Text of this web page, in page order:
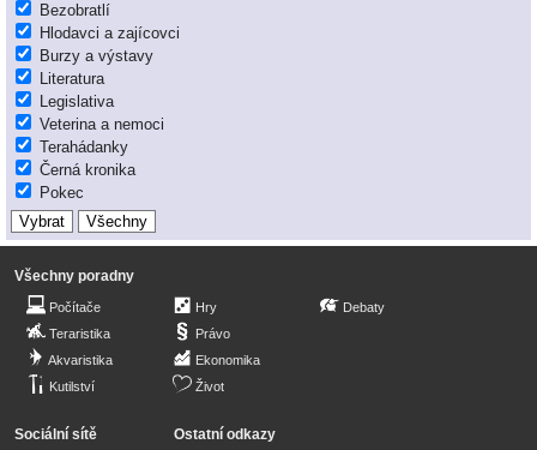
Bezobratlí
Hlodavci a zajícovci
Burzy a výstavy
Literatura
Legislativa
Veterina a nemoci
Terahádanky
Černá kronika
Pokec
Všechny poradny
Počítače
Teraristika
Akvaristika
Kutilství
Hry
Právo
Ekonomika
Život
Debaty
Sociální sítě Ostatní odkazy